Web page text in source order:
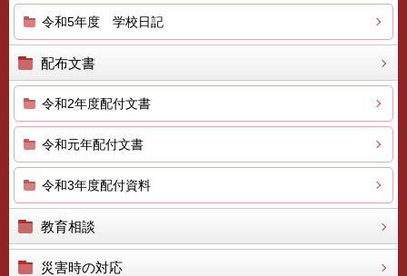
令和5年度 学校日記
配布文書
令和2年度配付文書
令和元年配付文書
令和3年度配付資料
教育相談
災害時の対応